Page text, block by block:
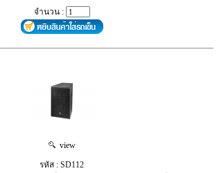
จำนวน :
view
รหัส : SD112